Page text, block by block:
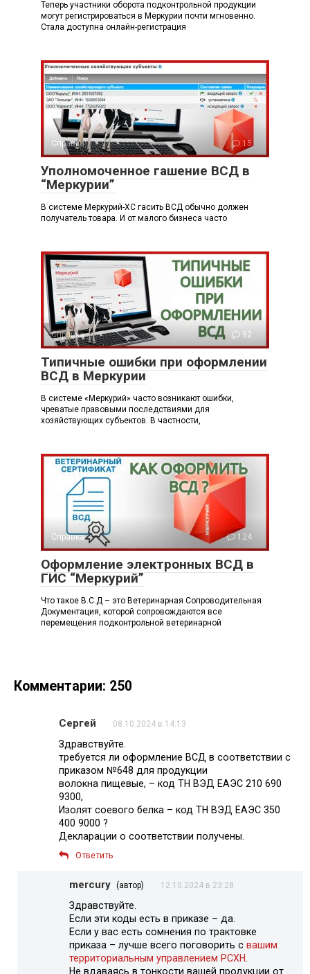
Теперь участники оборота подконтрольной продукции
могут регистрироваться в Меркурии почти мгновенно.
Стала доступна онлайн-регистрация
Справка 15
Уполномоченное гашение ВСД в
“Меркурии”
В системе Меркурий-ХС гасить ВСД обычно должен
получатель товара. И от малого бизнеса часто
Справка 92
Типичные ошибки при оформлении
ВСД в Меркурии
В системе «Меркурий» часто возникают ошибки,
чреватые правовыми последствиями для
хозяйствующих субъектов. В частности,
Справка 124
Оформление электронных ВСД в
ГИС “Меркурий”
Что такое В.С.Д – это Ветеринарная Сопроводительная
Документация, которой сопровождаются все
перемещения подконтрольной ветеринарной
Комментарии: 250
Сергей 08.10.2024 в 14:13
Здравствуйте.
требуется ли оформление ВСД в соответствии с
приказом №648 для продукции
волокна пищевые, – код ТН ВЭД ЕАЭС 210 690
9300,
Изолят соевого белка – код ТН ВЭД ЕАЭС 350
400 9000 ?
Декларации о соответствии получены.
Ответить
mercury (автор) 12.10.2024 в 23:28
Здравствуйте.
Если эти коды есть в приказе – да.
Если у вас есть сомнения по трактовке
приказа – лучше всего поговорить с вашим
территориальным управлением РСХН
Не вдаваясь в тонкости вашей продукции от